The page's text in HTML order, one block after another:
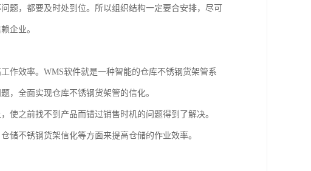
题，都要及时处到位。所以组织结构一定要合安排，尽可
企业。
作效率。WMS软件就是一种智能的仓库不锈钢货架管系
，全面实现仓库不锈钢货架管的信化。
使之前找不到产品而错过销售时机的问题得到了解决。
储不锈钢货架信化等方面来提高仓储的作业效率。